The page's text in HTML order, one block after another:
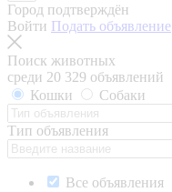
Город подтверждён
Войти Подать объявление
Поиск животных
среди 20 329 объявлений
Кошки
Собаки
Тип объявления
Все объявления